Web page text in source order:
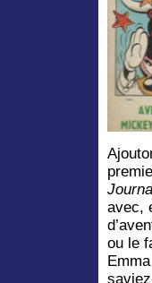
avec,
ou le